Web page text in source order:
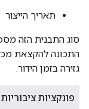
תאריך הייצור
סוג התבנית הזה
התכונה להקצאת
גזירה בזמן הידור.
פונקציות ציבוריות